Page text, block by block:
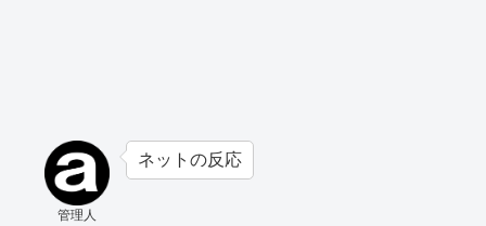
管理人
ネットの反応